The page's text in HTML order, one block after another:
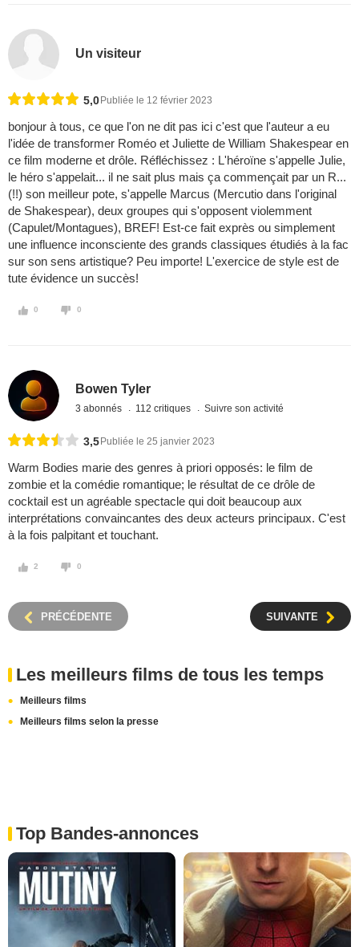
Un visiteur
5,0 Publiée le 12 février 2023
bonjour à tous, ce que l'on ne dit pas ici c'est que l'auteur a eu
l'idée de transformer Roméo et Juliette de William Shakespear en
ce film moderne et drôle. Réfléchissez : L'héroïne s'appelle Julie,
le héro s'appelait... il ne sait plus mais ça commençait par un R...
(!!) son meilleur pote, s'appelle Marcus (Mercutio dans l'original
de Shakespear), deux groupes qui s'opposent violemment
(Capulet/Montagues), BREF! Est-ce fait exprès ou simplement
une influence inconsciente des grands classiques étudiés à la fac
sur son sens artistique? Peu importe! L'exercice de style est de
tute évidence un succès!
0 0
Bowen Tyler
3 abonnés 112 critiques Suivre son activité
3,5 Publiée le 25 janvier 2023
Warm Bodies marie des genres à priori opposés: le film de
zombie et la comédie romantique; le résultat de ce drôle de
cocktail est un agréable spectacle qui doit beaucoup aux
interprétations convaincantes des deux acteurs principaux. C'est
à la fois palpitant et touchant.
2 0
PRÉCÉDENTE SUIVANTE
Les meilleurs films de tous les temps
Meilleurs films
Meilleurs films selon la presse
Top Bandes-annonces